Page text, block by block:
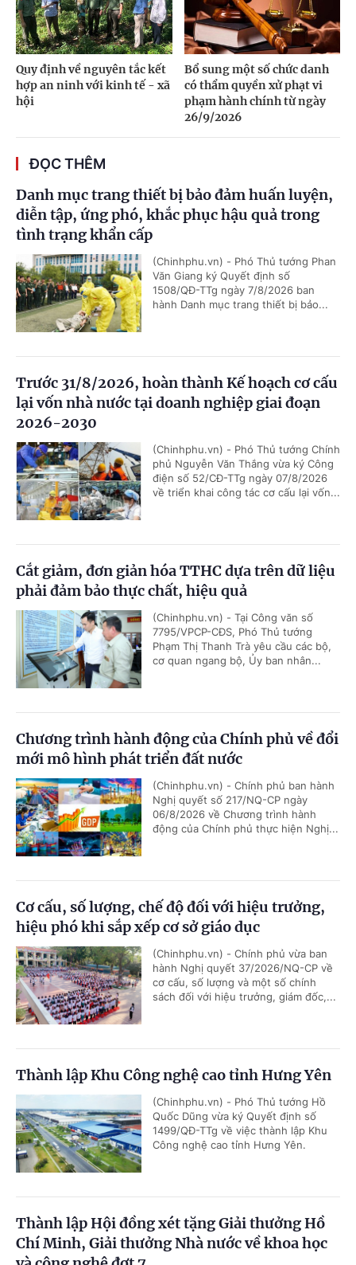
Quy định về nguyên tắc kết
hợp an ninh với kinh tế - xã
hội
Bổ sung một số chức danh
có thẩm quyền xử phạt vi
phạm hành chính từ ngày
26/9/2026
ĐỌC THÊM
Danh mục trang thiết bị bảo đảm huấn luyện,
diễn tập, ứng phó, khắc phục hậu quả trong
tình trạng khẩn cấp
(Chinhphu.vn) - Phó Thủ tướng Phan
Văn Giang ký Quyết định số
1508/QĐ-TTg ngày 7/8/2026 ban
hành Danh mục trang thiết bị bảo...
Trước 31/8/2026, hoàn thành Kế hoạch cơ cấu
lại vốn nhà nước tại doanh nghiệp giai đoạn
2026-2030
(Chinhphu.vn) - Phó Thủ tướng Chính
phủ Nguyễn Văn Thắng vừa ký Công
điện số 52/CĐ-TTg ngày 07/8/2026
về triển khai công tác cơ cấu lại vốn...
Cắt giảm, đơn giản hóa TTHC dựa trên dữ liệu
phải đảm bảo thực chất, hiệu quả
(Chinhphu.vn) - Tại Công văn số
7795/VPCP-CĐS, Phó Thủ tướng
Phạm Thị Thanh Trà yêu cầu các bộ,
cơ quan ngang bộ, Ủy ban nhân...
Chương trình hành động của Chính phủ về đổi
mới mô hình phát triển đất nước
(Chinhphu.vn) - Chính phủ ban hành
Nghị quyết số 217/NQ-CP ngày
06/8/2026 về Chương trình hành
động của Chính phủ thực hiện Nghị...
Cơ cấu, số lượng, chế độ đối với hiệu trưởng,
hiệu phó khi sắp xếp cơ sở giáo dục
(Chinhphu.vn) - Chính phủ vừa ban
hành Nghị quyết 37/2026/NQ-CP về
cơ cấu, số lượng và một số chính
sách đối với hiệu trưởng, giám đốc,...
Thành lập Khu Công nghệ cao tỉnh Hưng Yên
(Chinhphu.vn) - Phó Thủ tướng Hồ
Quốc Dũng vừa ký Quyết định số
1499/QĐ-TTg về việc thành lập Khu
Công nghệ cao tỉnh Hưng Yên.
Thành lập Hội đồng xét tặng Giải thưởng Hồ
Chí Minh, Giải thưởng Nhà nước về khoa học